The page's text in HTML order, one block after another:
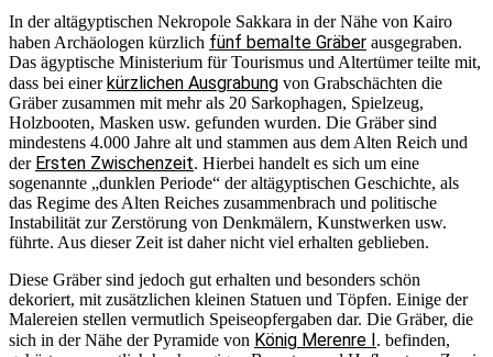
In der altägyptischen Nekropole Sakkara in der Nähe von Kairo
haben Archäologen kürzlich fünf bemalte Gräber ausgegraben.
Das ägyptische Ministerium für Tourismus und Altertümer teilte mit,
dass bei einerkürzlichen Ausgrabung von Grabschächten die
Gräber zusammen mit mehr als 20 Sarkophagen, Spielzeug,
Holzbooten, Masken usw. gefunden wurden. Die Gräber sind
mindestens 4.000 Jahre alt und stammen aus dem Alten Reich und
der Ersten Zwischenzeit. Hierbei handelt es sich um eine
sogenannte „dunklen Periode“ der altägyptischen Geschichte, als
das Regime des Alten Reiches zusammenbrach und politische
Instabilität zur Zerstörung von Denkmälern, Kunstwerken usw.
führte. Aus dieser Zeit ist daher nicht viel erhalten geblieben.
Diese Gräber sind jedoch gut erhalten und besonders schön
dekoriert, mit zusätzlichen kleinen Statuen und Töpfen. Einige der
Malereien stellen vermutlich Speiseopfergaben dar. Die Gräber, die
sich in der Nähe der Pyramide von König Merenre I. befinden,